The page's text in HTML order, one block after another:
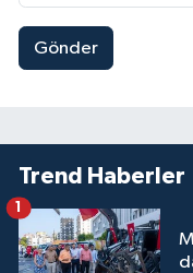
Gönder
Trend Haberler
1